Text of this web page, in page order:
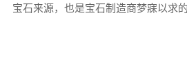
宝石来源，也是宝石制造商梦寐以求的